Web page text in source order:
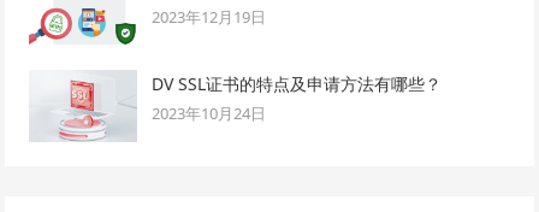
2023年12月19日
DV SSL证书的特点及申请方法有哪些？
2023年10月24日